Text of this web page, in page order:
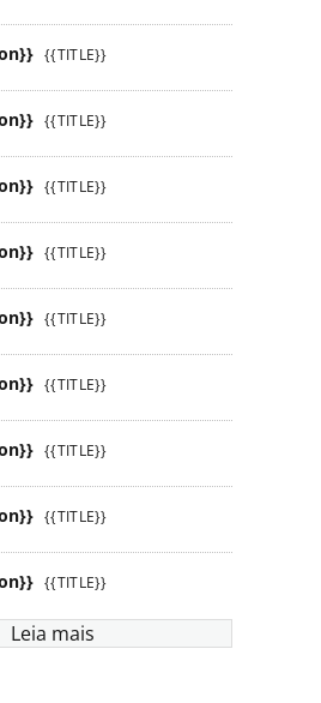
{{TITLE}}
{{TITLE}}
{{TITLE}}
{{TITLE}}
{{TITLE}}
{{TITLE}}
{{TITLE}}
{{TITLE}}
{{TITLE}}
Leia mais